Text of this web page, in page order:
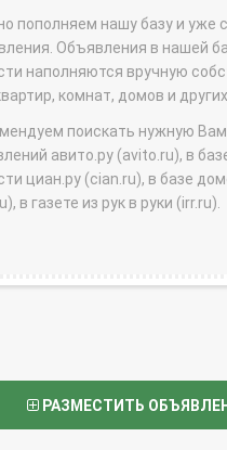
пополняем нашу базу и уже
Объявления в нашей
наполняются вручную
комнат, домов и
поискать нужную
авито.ру (avito.ru), в
циан.ру (cian.ru), в базе
в газете из рук в руки (irr.ru).
РАЗМЕСТИТЬ